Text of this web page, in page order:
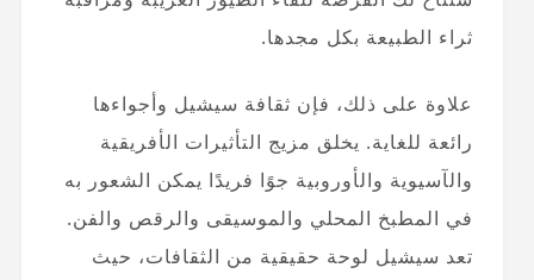
ثراء الطبيعة بكل مجدها.
علاوة على ذلك، فإن ثقافة سيشيل وأجواءها
رائعة للغاية. يخلق مزيج التأثيرات الأفريقية
والآسيوية والأوروبية جوًا فريدًا يمكن الشعور به
في المطبخ المحلي والموسيقى والرقص والفن.
تعد سيشيل لوحة حقيقية من الثقافات، حيث